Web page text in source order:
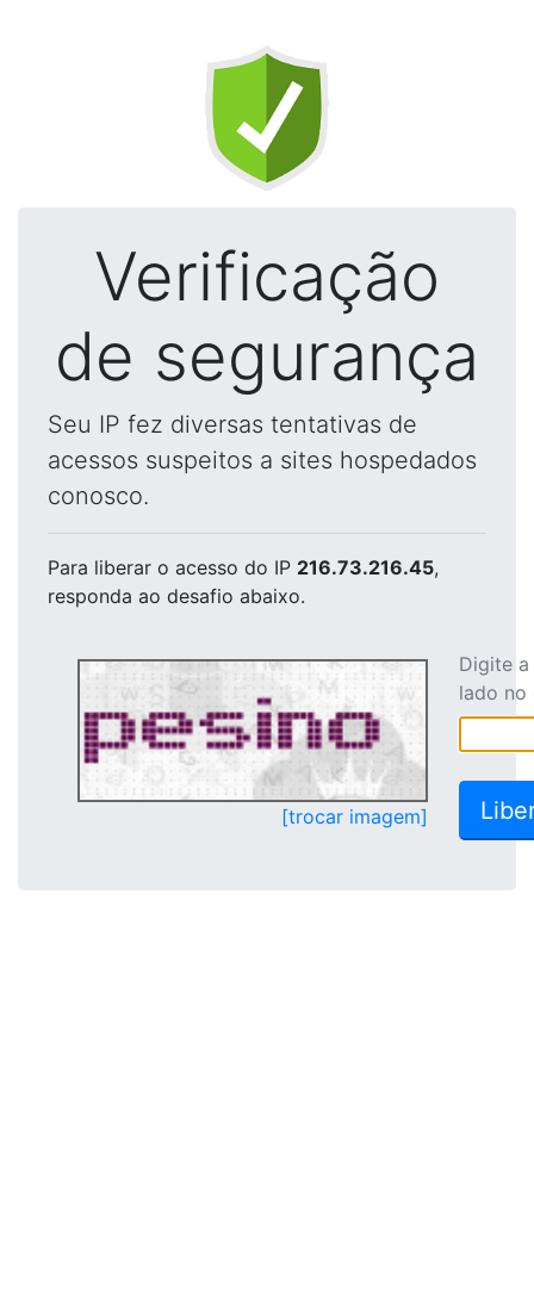
Verificação
de segurança
Seu IP fez diversas tentativas de
acessos suspeitos a sites hospedados
conosco.
Para liberar o acesso do IP 216.73.216.45,
responda ao desafio abaixo.
[trocar imagem]
Digite
lado no